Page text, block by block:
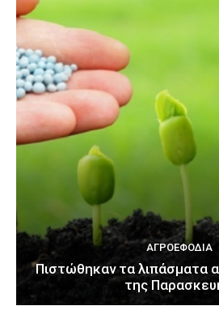
ΑΓΡΟΕΦΌΔΙΑ
Πιστώθηκαν τα λιπάσματα
της